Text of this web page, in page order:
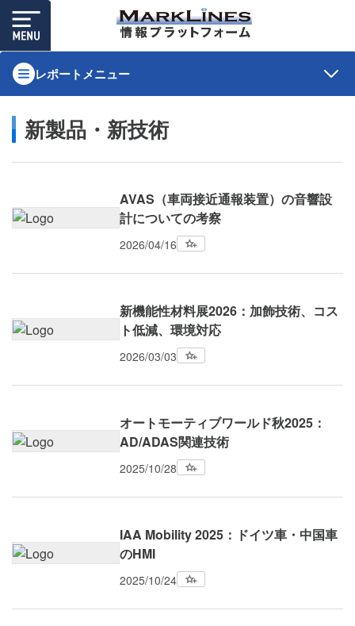
レポートメニュー
新製品・新技術
AVAS（車両接近通報装置）の音響設
計についての考察
2026/04/16
新機能性材料展2026：加飾技術、コス
ト低減、環境対応
2026/03/03
オートモーティブワールド秋2025：
AD/ADAS関連技術
2025/10/28
IAA Mobility 2025：ドイツ車・中国車
のHMI
2025/10/24